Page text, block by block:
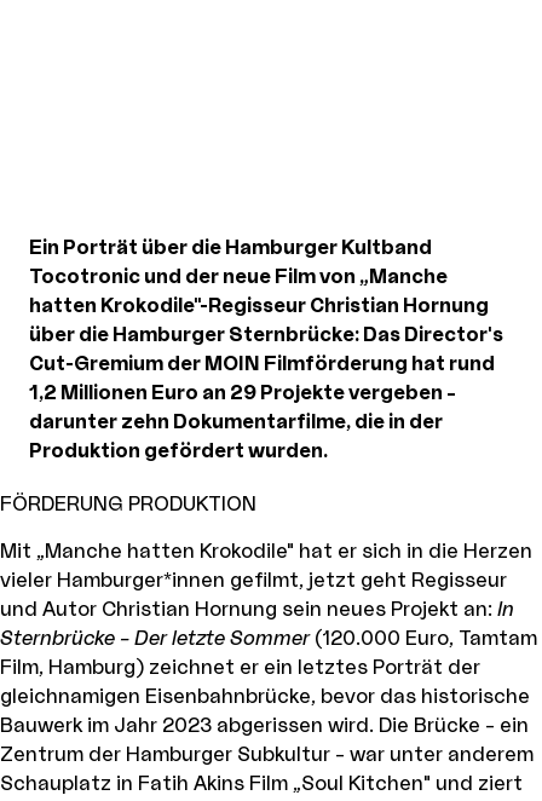
Ein Porträt über die Hamburger Kultband
Tocotronic und der neue Film von „Manche
hatten Krokodile"-Regisseur Christian Hornung
über die Hamburger Sternbrücke: Das Director's
Cut-Gremium der MOIN Filmförderung hat rund
1,2 Millionen Euro an 29 Projekte vergeben –
darunter zehn Dokumentarfilme, die in der
Produktion gefördert wurden.
FÖRDERUNG PRODUKTION
Mit „Manche hatten Krokodile" hat er sich in die Herzen
vieler Hamburger*innen gefilmt, jetzt geht Regisseur
und Autor Christian Hornung sein neues Projekt an: In
Sternbrücke – Der letzte Sommer(120.000 Euro, Tamtam
Film, Hamburg) zeichnet er ein letztes Porträt der
gleichnamigen Eisenbahnbrücke, bevor das historische
Bauwerk im Jahr 2023 abgerissen wird. Die Brücke – ein
Zentrum der Hamburger Subkultur – war unter anderem
Schauplatz in Fatih Akins Film „Soul Kitchen" und ziert